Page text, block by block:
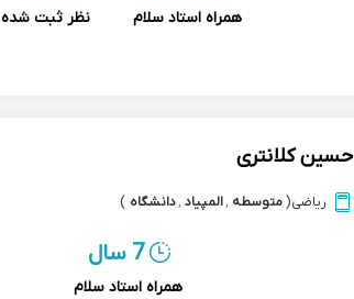
همراه استاد سلام نظر ثبت شده
حسین کلانتری
ریاضی(متوسطه ,المپیاد ,دانشگاه )
7 سال
همراه استاد سلام